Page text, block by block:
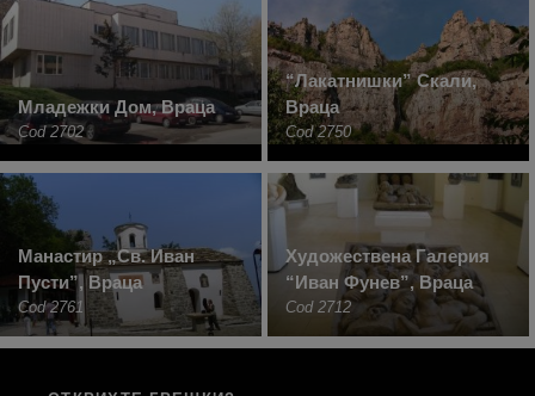
Младежки Дом, Враца
Cod 2702
“Лакатнишки” Скали,
Враца
Cod 2750
Манастир „Св. Иван
Пусти”, Враца
Cod 2761
Художествена Галерия
“Иван Фунев”, Враца
Cod 2712